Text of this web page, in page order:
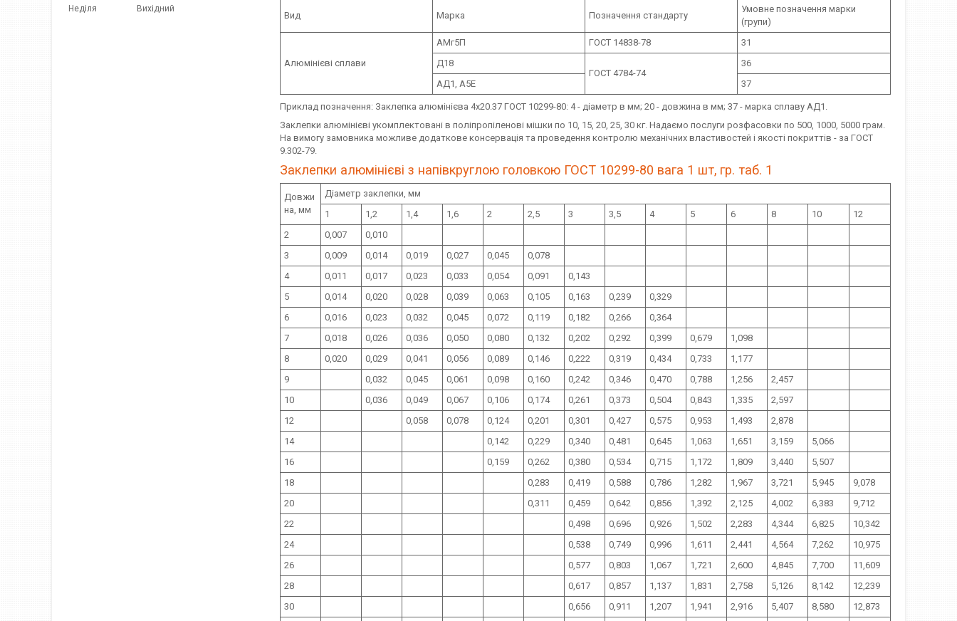
Вид Марка Позначення стандарту
Умовне позначення марки
(групи)
Алюмінієві сплави
АМг5П ГОСТ 14838-78
31
Д18
ГОСТ 4784-74
36
АД1, А5Е
37
Приклад позначення: Заклепка алюмінієва 4х20.37 ГОСТ 10299-80: 4 - діаметр в мм; 20 - довжина в мм; 37 - марка сплаву АД1.
Заклепки алюмінієві укомплектовані в поліпропіленові мішки по 10, 15, 20, 25, 30 кг. Надаємо послуги розфасовки по 500, 1000, 5000 грам.
На вимогу замовника можливе додаткове консервація та проведення контролю механічних властивостей і якості покриттів - за ГОСТ
9.302-79.
Заклепки алюмінієві з напівкруглою головкою ГОСТ 10299-80 вага 1 шт, гр. таб. 1
Довжи
на, мм
Діаметр заклепки, мм
1
1,2 1,4 1,6 2 2,5 3 3,5 4 5 6 8 10
12
2
0,007
0,010
3
0,009 0,014 0,019 0,027 0,045
0,078
4
0,011 0,017 0,023 0,033 0,054 0,091
0,143
5
0,014 0,020 0,028 0,039 0,063 0,105 0,163 0,239
0,329
6
0,016 0,023 0,032 0,045 0,072 0,119 0,182 0,266
0,364
7
0,018 0,026 0,036 0,050 0,080 0,132 0,202 0,292 0,399 0,679
1,098
8
0,020 0,029 0,041 0,056 0,089 0,146 0,222 0,319 0,434 0,733
1,177
9
0,032 0,045 0,061 0,098 0,160 0,242 0,346 0,470 0,788 1,256
2,457
10
0,036 0,049 0,067 0,106 0,174 0,261 0,373 0,504 0,843 1,335
2,597
12
0,058 0,078 0,124 0,201 0,301 0,427 0,575 0,953 1,493
2,878
14
0,142 0,229 0,340 0,481 0,645 1,063 1,651 3,159
5,066
16
0,159 0,262 0,380 0,534 0,715 1,172 1,809 3,440
5,507
18
0,283 0,419 0,588 0,786 1,282 1,967 3,721 5,945
9,078
20
0,311 0,459 0,642 0,856 1,392 2,125 4,002 6,383
9,712
22
0,498 0,696 0,926 1,502 2,283 4,344 6,825
10,342
24
0,538 0,749 0,996 1,611 2,441 4,564 7,262
10,975
26
0,577 0,803 1,067 1,721 2,600 4,845 7,700
11,609
28
0,617 0,857 1,137 1,831 2,758 5,126 8,142
12,239
30
0,656 0,911 1,207 1,941 2,916 5,407 8,580
12,873
Неділя
Вихідний